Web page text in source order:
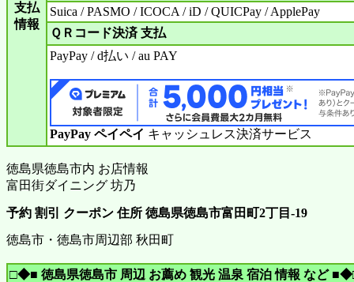
支払
情報
Suica / PASMO / ICOCA / iD / QUICPay / ApplePay
ＱＲコード決済 支払
PayPay / d払い / au PAY
PayPay ペイペイ キャッシュレス決済サービス
徳島県徳島市内 お店情報
富田街ダイニング 坊乃
予約 割引 クーポン 住所 徳島県徳島市富田町2丁目-19
徳島市・徳島市周辺部 秋田町
□◆■ 徳島県徳島市 周辺 お薦め 観光 温泉 宿泊 情報 など